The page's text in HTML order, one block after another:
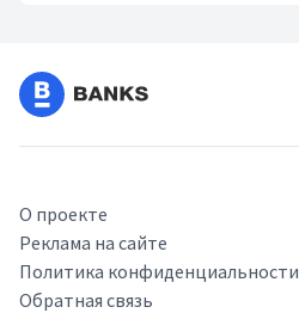
О проекте
Реклама на сайте
Политика конфиденциальности
Обратная связь